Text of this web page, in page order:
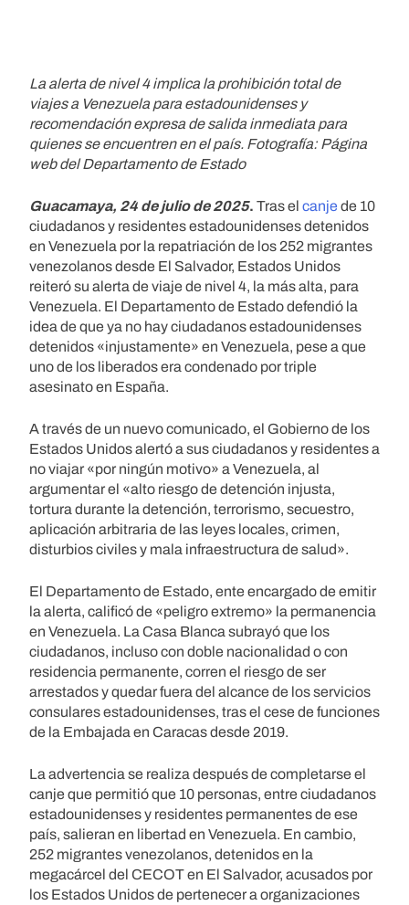
La alerta de nivel 4 implica la prohibición total de
viajes a Venezuela para estadounidenses y
recomendación expresa de salida inmediata para
quienes se encuentren en el país. Fotografía: Página
web del Departamento de Estado
Guacamaya, 24 de julio de 2025. Tras el canje de 10
ciudadanos y residentes estadounidenses detenidos
en Venezuela por la repatriación de los 252 migrantes
venezolanos desde El Salvador, Estados Unidos
reiteró su alerta de viaje de nivel 4, la más alta, para
Venezuela. El Departamento de Estado defendió la
idea de que ya no hay ciudadanos estadounidenses
detenidos «injustamente» en Venezuela, pese a que
uno de los liberados era condenado por triple
asesinato en España.
A través de un nuevo comunicado, el Gobierno de los
Estados Unidos alertó a sus ciudadanos y residentes a
no viajar «por ningún motivo» a Venezuela, al
argumentar el «alto riesgo de detención injusta,
tortura durante la detención, terrorismo, secuestro,
aplicación arbitraria de las leyes locales, crimen,
disturbios civiles y mala infraestructura de salud».
El Departamento de Estado, ente encargado de emitir
la alerta, calificó de «peligro extremo» la permanencia
en Venezuela. La Casa Blanca subrayó que los
ciudadanos, incluso con doble nacionalidad o con
residencia permanente, corren el riesgo de ser
arrestados y quedar fuera del alcance de los servicios
consulares estadounidenses, tras el cese de funciones
de la Embajada en Caracas desde 2019.
La advertencia se realiza después de completarse el
canje que permitió que 10 personas, entre ciudadanos
estadounidenses y residentes permanentes de ese
país, salieran en libertad en Venezuela. En cambio,
252 migrantes venezolanos, detenidos en la
megacárcel del CECOT en El Salvador, acusados por
los Estados Unidos de pertenecer a organizaciones